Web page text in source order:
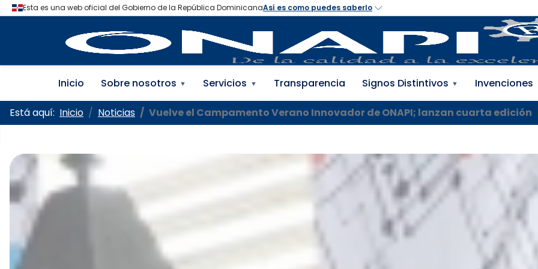
Oficina Nacional de la Propiedad Industrial
Inicio Sobre nosotros ▼ Servicios ▼ Transparencia Signos Distintivos ▼ Invenciones
Está aquí: Inicio Noticias Vuelve el Campamento Verano Innovador de ONAPI; lanzan cuarta edición